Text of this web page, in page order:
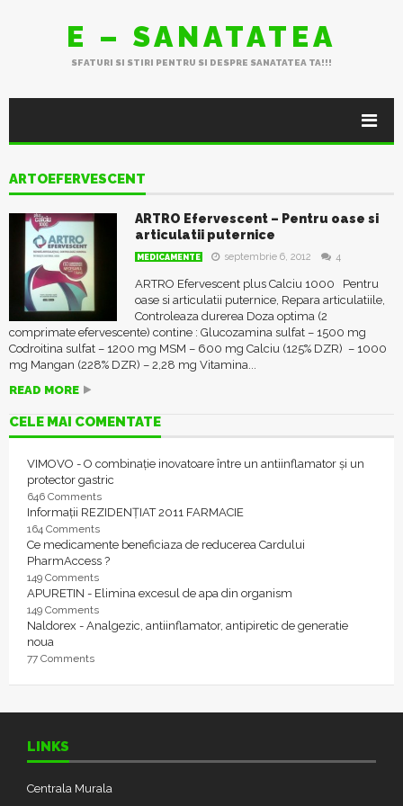
E – SANATATEA
SFATURI SI STIRI PENTRU SI DESPRE SANATATEA TA!!!
ARTOEFERVESCENT
ARTRO Efervescent – Pentru oase si
articulatii puternice
MEDICAMENTE septembrie 6, 2012 4
ARTRO Efervescent plus Calciu 1000 Pentru
oase si articulatii puternice, Repara articulatiile,
Controleaza durerea Doza optima (2
comprimate efervescente) contine : Glucozamina sulfat – 1500 mg
Codroitina sulfat – 1200 mg MSM – 600 mg Calciu (125% DZR) – 1000
mg Mangan (228% DZR) – 2,28 mg Vitamina...
READ MORE
CELE MAI COMENTATE
VIMOVO - O combinație inovatoare între un antiinflamator și un
protector gastric
646 Comments
Informații REZIDENȚIAT 2011 FARMACIE
164 Comments
Ce medicamente beneficiaza de reducerea Cardului
PharmAccess ?
149 Comments
APURETIN - Elimina excesul de apa din organism
149 Comments
Naldorex - Analgezic, antiinflamator, antipiretic de generatie
noua
77 Comments
LINKS
Centrala Murala